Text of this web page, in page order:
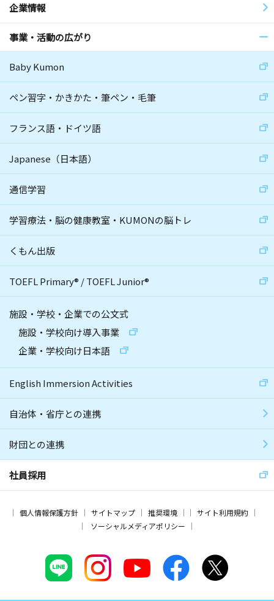
企業情報
事業・活動の広がり
Baby Kumon
ペン習字・かきかた・筆ペン・毛筆
フランス語・ドイツ語
Japanese（日本語）
通信学習
学習療法・脳の健康教室・KUMONの脳トレ
くもん出版
TOEFL Primary® /TOEFL Junior®
施設・学校・企業での公文式
施設・学校向け導入事業
企業・学校向け日本語
English Immersion Activities
自治体・省庁との連携
財団との連携
社員採用
個人情報保護方針 サイトマップ 推奨環境
サイト利用規約
ソーシャルメディアポリシー